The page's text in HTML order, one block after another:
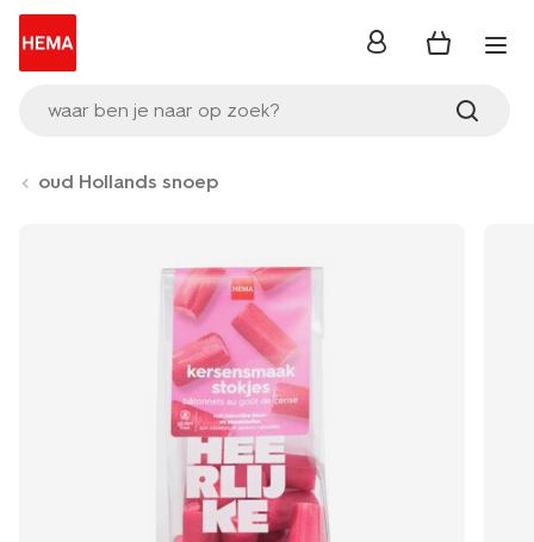
waar ben je naar op zoek?
inloggen
oud Hollands snoep